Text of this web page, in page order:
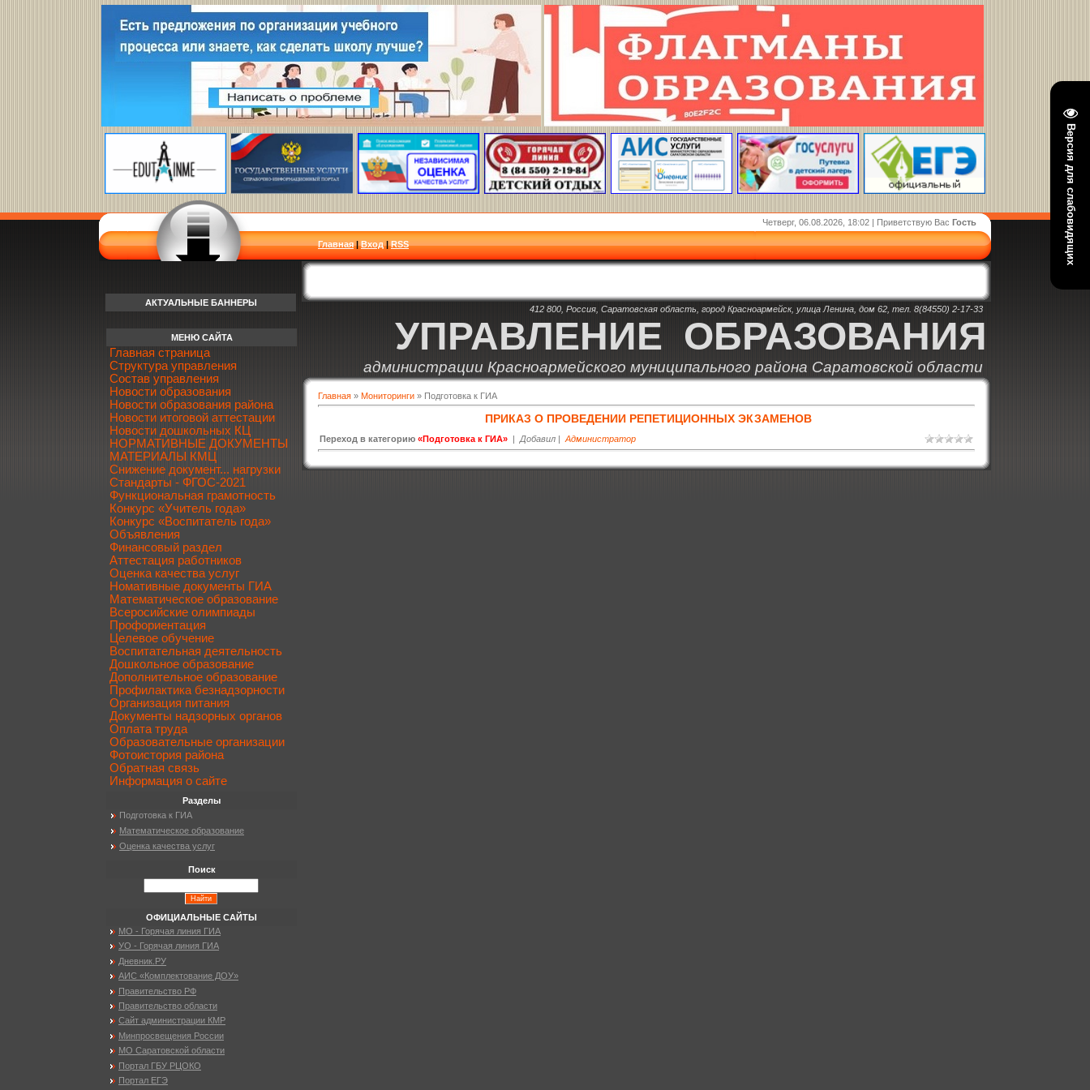
Версия для слабовидящих
Четверг, 06.08.2026, 18:02 | Приветствую Вас Гость
Главная |Вход|RSS
412 800, Россия, Саратовская область, город Красноармейск, улица Ленина, дом 62, тел. 8(84550) 2-17-33
УПРАВЛЕНИЕ ОБРАЗОВАНИЯ
администрации Красноармейского муниципального района Саратовской области
АКТУАЛЬНЫЕ БАННЕРЫ
Главная » Мониторинги » Подготовка к ГИА
ПРИКАЗ О ПРОВЕДЕНИИ РЕПЕТИЦИОННЫХ ЭКЗАМЕНОВ
Переход в категорию «Подготовка к ГИА» | Добавил | Администратор
МЕНЮ САЙТА
Главная страница
Структура управления
Состав управления
Новости образования
Новости образования района
Новости итоговой аттестации
Новости дошкольных КЦ
НОРМАТИВНЫЕ ДОКУМЕНТЫ
МАТЕРИАЛЫ КМЦ
Снижение документ... нагрузки
Стандарты - ФГОС-2021
Функциональная грамотность
Конкурс «Учитель года»
Конкурс «Воспитатель года»
Объявления
Финансовый раздел
Аттестация работников
Оценка качества услуг
Номативные документы ГИА
Математическое образование
Всеросийские олимпиады
Профориентация
Целевое обучение
Воспитательная деятельность
Дошкольное образование
Дополнительное образование
Профилактика безнадзорности
Организация питания
Документы надзорных органов
Оплата труда
Образовательные организации
Фотоистория района
Обратная связь
Информация о сайте
Разделы
Подготовка к ГИА
Математическое образование
Оценка качества услуг
Поиск
ОФИЦИАЛЬНЫЕ САЙТЫ
МО - Горячая линия ГИА
УО - Горячая линия ГИА
Дневник.РУ
АИС «Комплектование ДОУ»
Правительство РФ
Правительство области
Сайт администрации КМР
Минпросвещения России
МО Саратовской области
Портал ГБУ РЦОКО
Портал ЕГЭ